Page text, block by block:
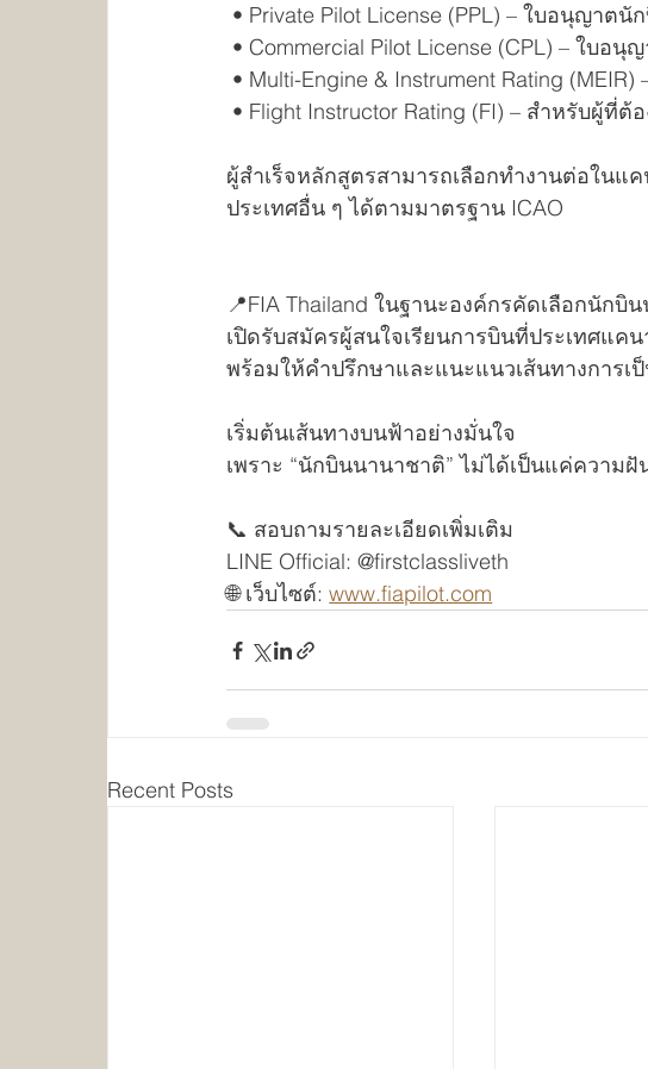
• Private Pilot License (PPL) – ใบอนุญาต
• Commercial Pilot License (CPL) – ใบอ
• Multi-Engine & Instrument Rating
• Flight Instructor Rating (FI) – สำหรับผู้ที่ต้
ผู้สำเร็จหลักสูตรสามารถเลือกทำงานต่อในแ
ประเทศอื่น ๆ ได้ตามมาตรฐาน ICAO
📍FIA Thailand ในฐานะองค์กรคัดเลือกนักบิ
เปิดรับสมัครผู้สนใจเรียนการบินที่ประเทศแค
พร้อมให้คำปรึกษาและแนะแนวเส้นทางการเ
เริ่มต้นเส้นทางบนฟ้าอย่างมั่นใจ
เพราะ “นักบินนานาชาติ” ไม่ได้เป็นแค่ความ
📞 สอบถามรายละเอียดเพิ่มเติม
LINE Official: @firstclassliveth
🌐 เว็บไซต์: www.fiapilot.com
Recent Posts